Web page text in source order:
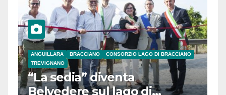
ANGUILLARA BRACCIANO
CONSORZIO LAGO DI BRACCIANO
TREVIGNANO
“La sedia” diventa
Belvedere sul lago di